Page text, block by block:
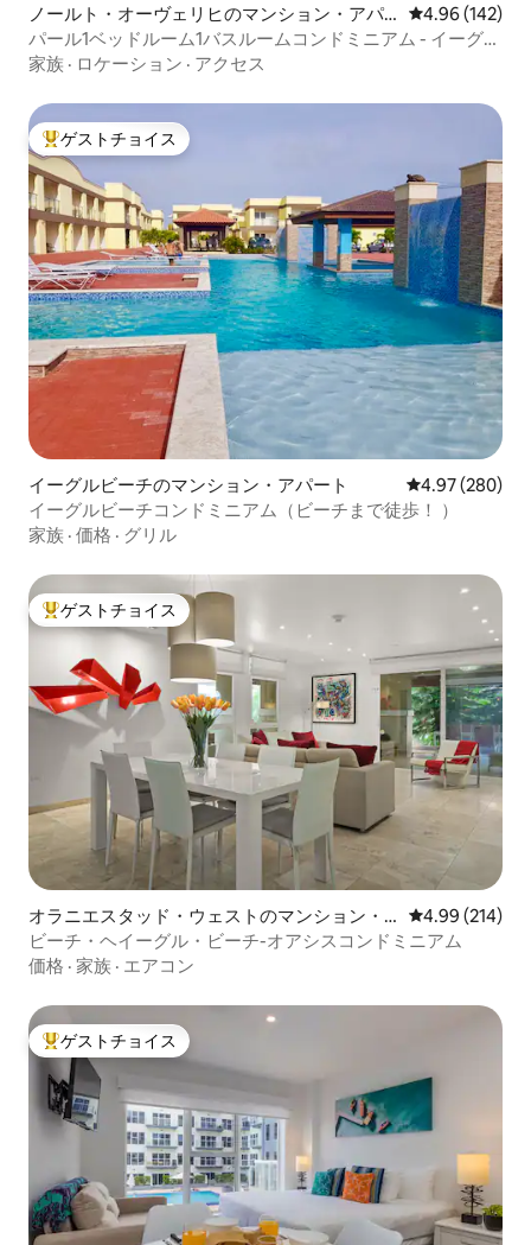
ノールト・オーヴェリヒのマンション・アパ
ート
レビュー142
4.96 (142)
パール1ベッドルーム1バスルームコンドミニアム - イーグル
ビーチまで徒歩！
家族 · ロケーション · アクセス
大好評のゲストチョイスです。
ゲストチョイス
イーグルビーチのマンション・アパート レビュー280
4.97 (280)
イーグルビーチコンドミニアム（ビーチまで徒歩！ ）
家族 · 価格 · グリル
大好評のゲストチョイスです。
ゲストチョイス
オラニエスタッド・ウェストのマンション・
アパート
レビュー214
4.99 (214)
ビーチ・ヘイーグル・ビーチ-オアシスコンドミニアム
価格 · 家族 · エアコン
大好評のゲストチョイスです。
ゲストチョイス